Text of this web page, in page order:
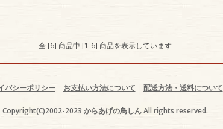
全 [6] 商品中 [1-6] 商品を表示しています
バシーポリシー お支払い方法について 配送方法・送料について
Copyright(C)2002-2023 からあげの鳥しん All rights reserved.